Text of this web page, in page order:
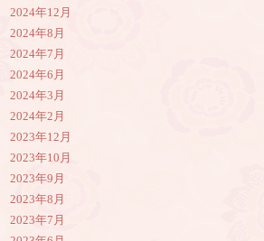
2024年12月
2024年8月
2024年7月
2024年6月
2024年3月
2024年2月
2023年12月
2023年10月
2023年9月
2023年8月
2023年7月